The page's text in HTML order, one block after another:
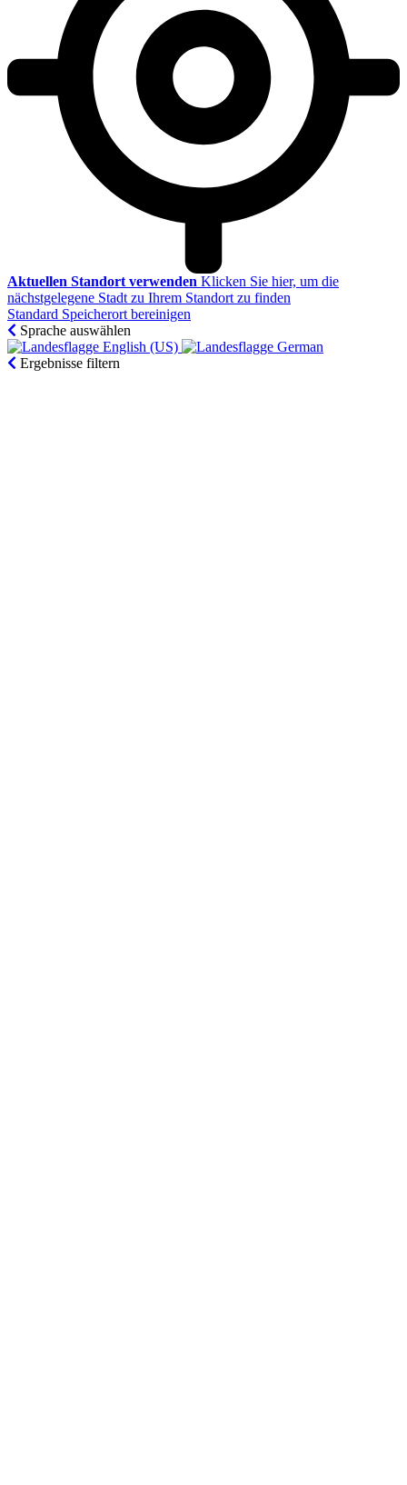
Aktuellen Standort verwenden Klicken Sie hier, um die
nächstgelegene Stadt zu Ihrem Standort zu finden
Standard Speicherort bereinigen
Sprache auswählen
English (US)‎
German‎
Ergebnisse filtern